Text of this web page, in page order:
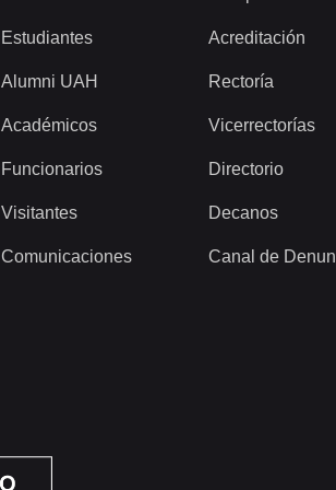
Estudiantes
Alumni UAH
Académicos
Funcionarios
Visitantes
Comunicaciones
Acreditación
Rectoría
Vicerrectorías
Directorio
Decanos
Canal de